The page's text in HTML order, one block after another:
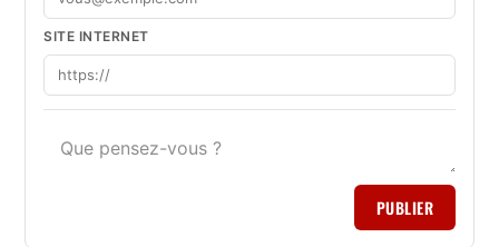
SITE INTERNET
PUBLIER